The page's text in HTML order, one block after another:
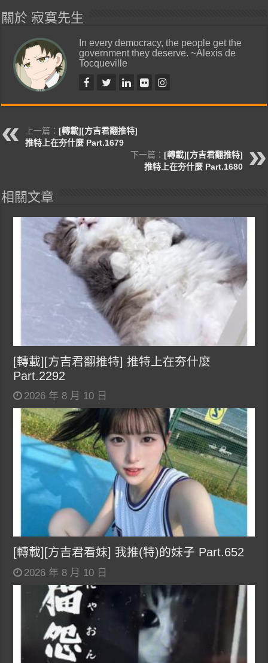
關於 寂寞先生
In every democracy, the people get the
government they deserve. ~Alexis de
Tocqueville
上一篇：[轉載][方吉君翻推特]
推特上在夯什麼 Part.1679
下一篇： [轉載][方吉君翻推特]
推特上在夯什麼 Part.1680
相關文章
[轉載][方吉君翻推特] 推特上在夯什麼
Part.2292
2026 年 8 月 10 日
[轉載][方吉君看妹] 我推(特)的妹子 Part.652
2026 年 8 月 10 日